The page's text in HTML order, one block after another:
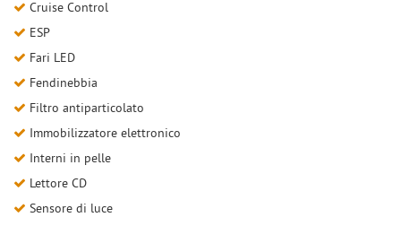
Cruise Control
ESP
Fari LED
Fendinebbia
Filtro antiparticolato
Immobilizzatore elettronico
Interni in pelle
Lettore CD
Sensore di luce